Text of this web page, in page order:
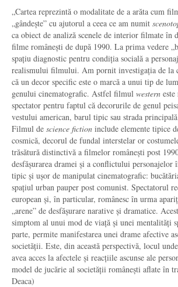
„Cartea reprezintă o modalitate de a arăta cum
„gândește” cu ajutorul a ceea ce am numit
ca obiect de analiză scenele de interior filmate în
filme românești de după 1990. La prima vedere
spațiu diagnostic pentru condiția socială a
realismului filmului. Am pornit investigația de la
că un decor specific este o marcă a unui tip de
genului cinematografic. Astfel filmul western
spectator pentru faptul că decorurile de genul
vestului american, barul tipic sau strada
Filmul de science fiction include elemente tipice
cosmică, decorul de fundal interstelar or
trăsătură distinctivă a filmelor românești post
desfășurarea dramei și a conflictului personajelor
tipic și ușor de manipulat cinematografic:
spațiul urban pauper post comunist. Spectatorul
european și, în particular, românesc în urma
„arene” de desfășurare narative și dramatice.
simptom al unui mod de viață și unei mentalități
parte, permite manifestarea unei drame afective
societății. Este, din această perspectivă, locul
avea acces la afectele și reacțiile ascunse ale
model de jucărie al societății românești aflate în
Deaca)